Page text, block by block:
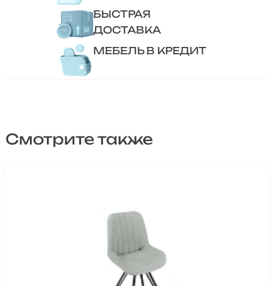
БЫСТРАЯ
ДОСТАВКА
МЕБЕЛЬ В КРЕДИТ
Смотрите также